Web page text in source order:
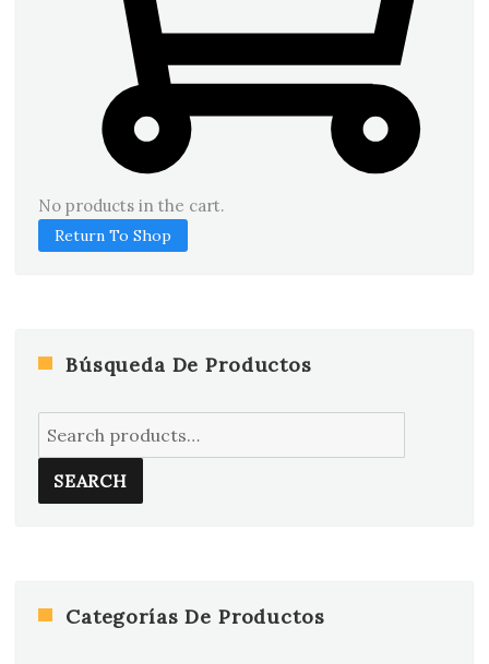
No products in the cart.
Return To Shop
Búsqueda De Productos
SEARCH
Categorías De Productos